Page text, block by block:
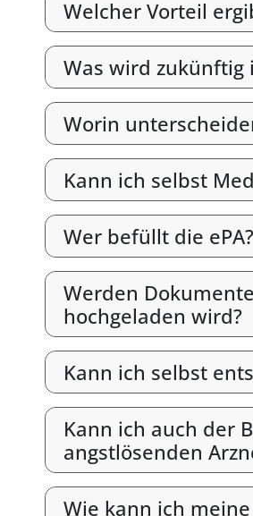
Welcher Vorteil
Was wird zukünftig
Worin
Kann ich selbst
Wer befüllt die ePA?
Werden
hochgeladen wird?
Kann ich selbst
Kann ich auch der
angstlösenden
Wie kann ich